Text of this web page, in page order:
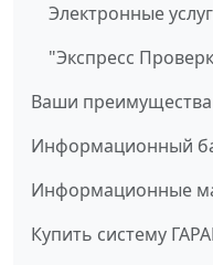
Электронные
"Экспресс
Ваши преимущества
Информационный
Информационные
Купить систему